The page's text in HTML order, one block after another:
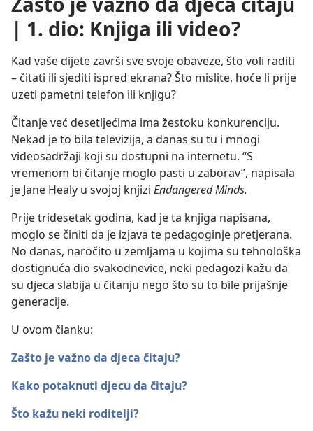
| 1. dio: Knjiga ili video?
Kad vaše dijete završi sve svoje obaveze, što voli raditi
– čitati ili sjediti ispred ekrana? Što mislite, hoće li prije
uzeti pametni telefon ili knjigu?
Čitanje već desetljećima ima žestoku konkurenciju.
Nekad je to bila televizija, a danas su tu i mnogi
videosadržaji koji su dostupni na internetu. “S
vremenom bi čitanje moglo pasti u zaborav”, napisala
je Jane Healy u svojoj knjizi Endangered Minds.
Prije tridesetak godina, kad je ta knjiga napisana,
moglo se činiti da je izjava te pedagoginje pretjerana.
No danas, naročito u zemljama u kojima su tehnološka
dostignuća dio svakodnevice, neki pedagozi kažu da
su djeca slabija u čitanju nego što su to bile prijašnje
generacije.
U ovom članku:
Zašto je važno da djeca čitaju?
Kako potaknuti djecu da čitaju?
Što kažu neki roditelji?